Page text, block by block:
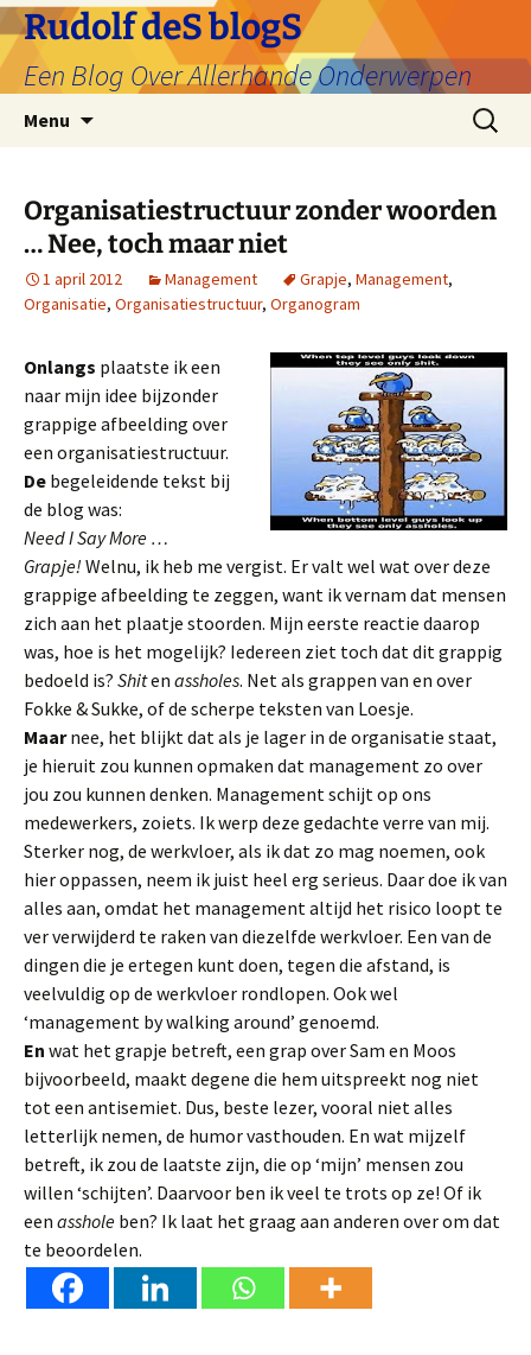
Ga
naar
de
inhoud
Rudolf deS blogS
Een Blog Over Allerhande Onderwerpen
Menu
Zoeken
naar:
Organisatiestructuur zonder woorden
… Nee, toch maar niet
1 april 2012 Management Grapje, Management,
Organisatie, Organisatiestructuur, Organogram
Onlangs plaatste ik een
naar mijn idee bijzonder
grappige afbeelding over
een organisatiestructuur.
De begeleidende tekst bij
de blog was:
Need I Say More …
Grapje! Welnu, ik heb me vergist. Er valt wel wat over deze
grappige afbeelding te zeggen, want ik vernam dat mensen
zich aan het plaatje stoorden. Mijn eerste reactie daarop
was, hoe is het mogelijk? Iedereen ziet toch dat dit grappig
bedoeld is? Shiten assholes. Net als grappen van en over
Fokke & Sukke, of de scherpe teksten van Loesje.
Maarnee, het blijkt dat als je lager in de organisatie staat,
je hieruit zou kunnen opmaken dat management zo over
jou zou kunnen denken. Management schijt op ons
medewerkers, zoiets. Ik werp deze gedachte verre van mij.
Sterker nog, de werkvloer, als ik dat zo mag noemen, ook
hier oppassen, neem ik juist heel erg serieus. Daar doe ik van
alles aan, omdat het management altijd het risico loopt te
ver verwijderd te raken van diezelfde werkvloer. Een van de
dingen die je ertegen kunt doen, tegen die afstand, is
veelvuldig op de werkvloer rondlopen. Ook wel
‘management by walking around’ genoemd.
En wat het grapje betreft, een grap over Sam en Moos
bijvoorbeeld, maakt degene die hem uitspreekt nog niet
tot een antisemiet. Dus, beste lezer, vooral niet alles
letterlijk nemen, de humor vasthouden. En wat mijzelf
betreft, ik zou de laatste zijn, die op ‘mijn’ mensen zou
willen ‘schijten’. Daarvoor ben ik veel te trots op ze! Of ik
een asshole ben? Ik laat het graag aan anderen over om dat
te beoordelen.